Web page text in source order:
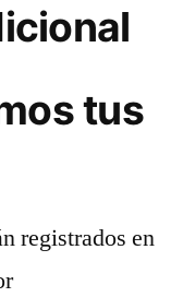
tus
registrados en